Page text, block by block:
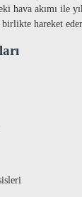
hava akımı ile
hareket